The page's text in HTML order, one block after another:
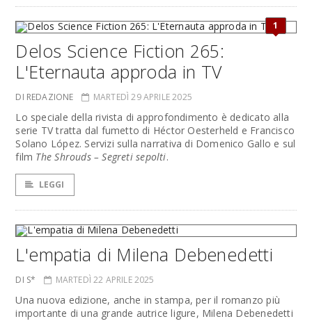
1
Delos Science Fiction 265:
L'Eternauta approda in TV
DI REDAZIONE MARTEDÌ 29 APRILE 2025
Lo speciale della rivista di approfondimento è dedicato alla
serie TV tratta dal fumetto di Héctor Oesterheld e Francisco
Solano López. Servizi sulla narrativa di Domenico Gallo e sul
film The Shrouds – Segreti sepolti.
LEGGI
L'empatia di Milena Debenedetti
DI S* MARTEDÌ 22 APRILE 2025
Una nuova edizione, anche in stampa, per il romanzo più
importante di una grande autrice ligure, Milena Debenedetti